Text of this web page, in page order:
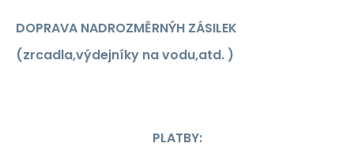
DOPRAVA NADROZMĚRNÝH ZÁSILEK
(zrcadla,výdejníky na vodu,atd. )
PLATBY: